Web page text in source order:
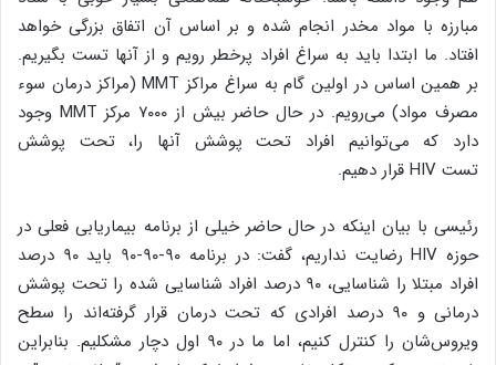
مبارزه با مواد مخدر انجام شده و بر اساس آن اتفاق بزرگی خواهد
افتاد. ما ابتدا باید به سراغ افراد پرخطر رویم و از آنها تست بگیریم.
بر همین اساس در اولین گام به سراغ مراکز MMT(مراکز درمان سوء
مصرف مواد) می‌رویم. در حال حاضر بیش از ۷۰۰۰ مرکز
MMT وجود
دارد که می‌توانیم افراد تحت پوشش آنها را، تحت پوشش
تست HIV قرار دهیم.
رئیسی با بیان اینکه در حال حاضر خیلی از برنامه بیماریابی فعلی در
حوزه HIV
رضایت نداریم، گفت: در برنامه ۹۰-۹۰-۹۰ باید ۹۰ درصد
افراد مبتلا را شناسایی، ۹۰ درصد افراد شناسایی شده را تحت پوشش
درمانی و ۹۰ درصد افرادی که تحت درمان قرار گرفته‌اند را سطح
ویروس‌شان را کنترل کنیم، اما ما در ۹۰ اول دچار مشکلیم. بنابراین